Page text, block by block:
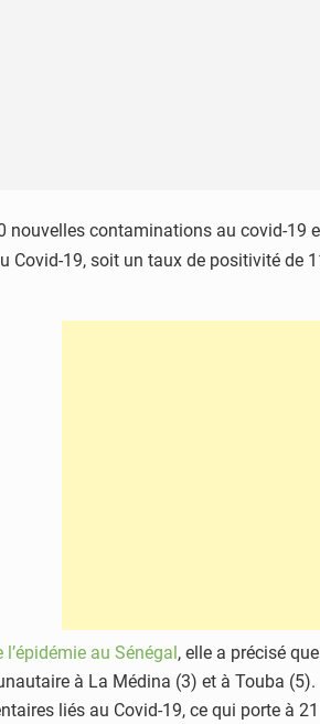
nouvelles contaminations au covid-19
19, soit un taux de positivité de
au Sénégal , elle a précisé
à La Médina (3) et à Touba (5).
liés au Covid-19, ce qui porte à